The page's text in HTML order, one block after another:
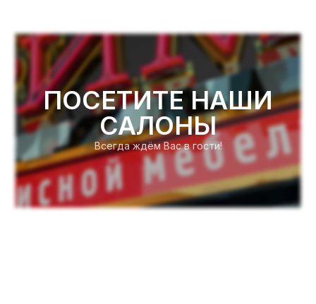
ПОСЕТИТЕ НАШИ
САЛОНЫ
Всегда ждём Вас в гости!